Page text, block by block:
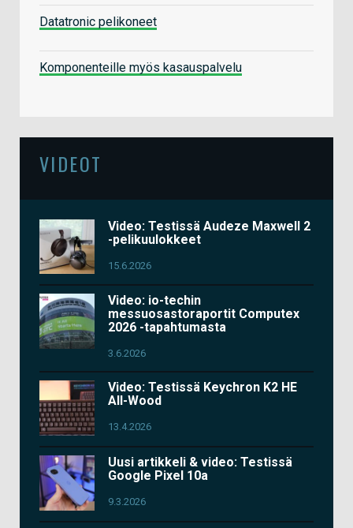
Datatronic pelikoneet
Komponenteille myös kasauspalvelu
VIDEOT
Video: Testissä Audeze Maxwell 2
-pelikuulokkeet
15.6.2026
Video: io-techin
messuosastoraportit Computex
2026 -tapahtumasta
3.6.2026
Video: Testissä Keychron K2 HE
All-Wood
13.4.2026
Uusi artikkeli & video: Testissä
Google Pixel 10a
9.3.2026